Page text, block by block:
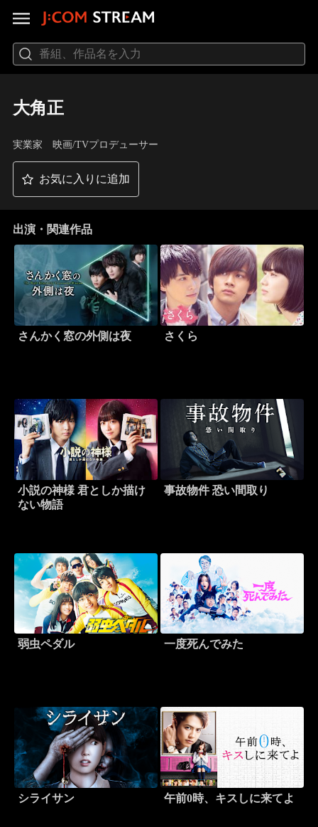
大角正
実業家 映画/TVプロデューサー
お気に入りに追加
出演・関連作品
さんかく窓の外側は夜 さくら
小説の神様 君としか描け
ない物語
事故物件 恐い間取り
弱虫ペダル 一度死んでみた
シライサン 午前0時、キスしに来てよ